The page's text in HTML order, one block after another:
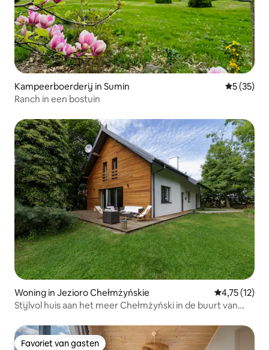
Kampeerboerderij in Sumin
5 (35)
Ranch in een bostuin
Woning in Jezioro Chełmżyńskie Gemiddelde
4,75 (12)
Stijlvol huis aan het meer Chełmżyński in de buurt van
Favoriet van gasten